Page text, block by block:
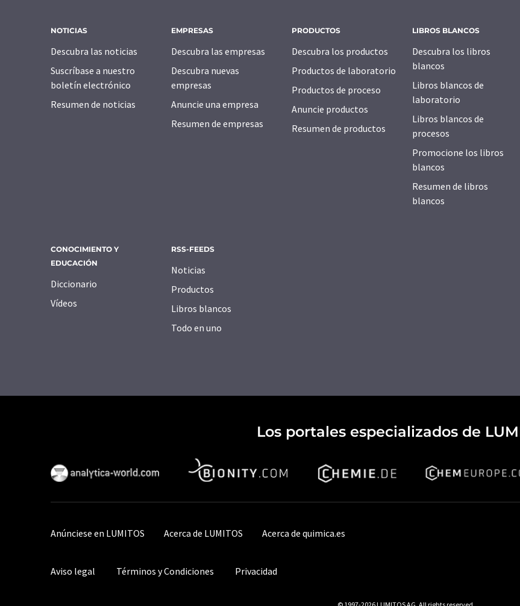
NOTICIAS
Descubra las noticias
Suscríbase a nuestro
boletín electrónico
Resumen de noticias
EMPRESAS
Descubra las empresas
Descubra nuevas
empresas
Anuncie una empresa
Resumen de empresas
PRODUCTOS
Descubra los productos
Productos de laboratorio
Productos de proceso
Anuncie productos
Resumen de productos
LIBROS BLANCOS
Descubra los libros
blancos
Libros blancos de
laboratorio
Libros blancos de
procesos
Promocione los libros
blancos
Resumen de libros
blancos
CONOCIMIENTO Y
EDUCACIÓN
Diccionario
Vídeos
RSS-FEEDS
Noticias
Productos
Libros blancos
Todo en uno
Los portales especializados de
Anúnciese en LUMITOS Acerca de LUMITOS Acerca de quimica.es
Aviso legal Términos y Condiciones Privacidad